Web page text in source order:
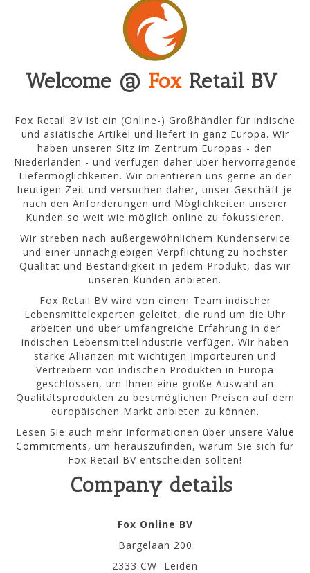
Welcome @ Fox Retail BV
Fox Retail BV ist ein (Online-) Großhändler für indische
und asiatische Artikel und liefert in ganz Europa. Wir
haben unseren Sitz im Zentrum Europas - den
Niederlanden - und verfügen daher über hervorragende
Liefermöglichkeiten. Wir orientieren uns gerne an der
heutigen Zeit und versuchen daher, unser Geschäft je
nach den Anforderungen und Möglichkeiten unserer
Kunden so weit wie möglich online zu fokussieren.
Wir streben nach außergewöhnlichem Kundenservice
und einer unnachgiebigen Verpflichtung zu höchster
Qualität und Beständigkeit in jedem Produkt, das wir
unseren Kunden anbieten.
Fox Retail BV wird von einem Team indischer
Lebensmittelexperten geleitet, die rund um die Uhr
arbeiten und über umfangreiche Erfahrung in der
indischen Lebensmittelindustrie verfügen. Wir haben
starke Allianzen mit wichtigen Importeuren und
Vertreibern von indischen Produkten in Europa
geschlossen, um Ihnen eine große Auswahl an
Qualitätsprodukten zu bestmöglichen Preisen auf dem
europäischen Markt anbieten zu können.
Lesen Sie auch mehr Informationen über unsere Value
Commitments, um herauszufinden, warum Sie sich für
Fox Retail BV entscheiden sollten!
Company details
Fox Online BV
Bargelaan 200
2333 CW Leiden